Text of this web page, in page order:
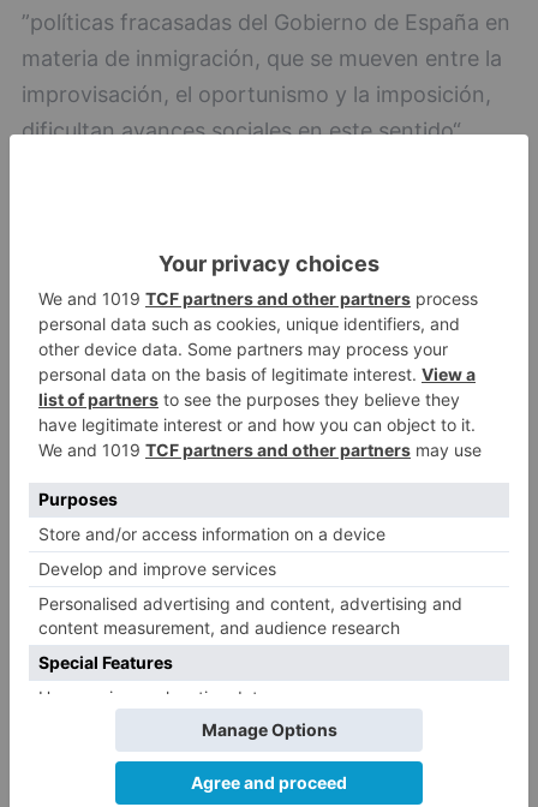
”políticas fracasadas del Gobierno de España en
materia de inmigración, que se mueven entre la
improvisación, el oportunismo y la imposición,
dificultan avances sociales en este sentido“.
debate electoral espetó al que ahora va a ser su
vicepresidente “al que venga a trabajar y
respetar la ley, sin problema, no puede haber
papeles para todos, pero no se puede tirar seres
humanos al mar, que es lo que a usted le
gustaría”. Esa frase parecía haber enfadado a
volvió a hacerlo en el segundo debate. Mañueco
nunca se disculpó, pero un pacto de gobierno,
parece, ha hecho contemporizar a Carlos Pollán.
Pero, si ha acusado al gobierno central de
políticas fallidas de inmigración, se ha atribuido
directamente el crecimiento económico. “Es
innegable que nuestra Comunidad ha vivido en
estos años una etapa de crecimiento y